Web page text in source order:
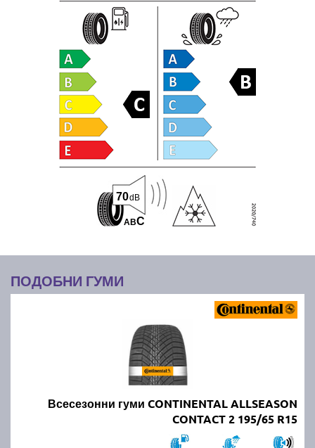
ABC
70dB
ПОДОБНИ ГУМИ
Всесезонни гуми CONTINENTAL ALLSEASON
CONTACT 2 195/65 R15